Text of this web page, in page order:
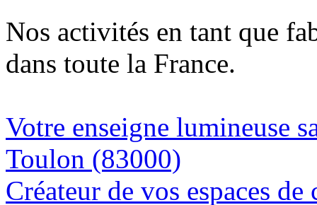
Nos activités en tant que
dans toute la France.
Votre enseigne lumineuse
Toulon (83000)
Créateur de vos espaces